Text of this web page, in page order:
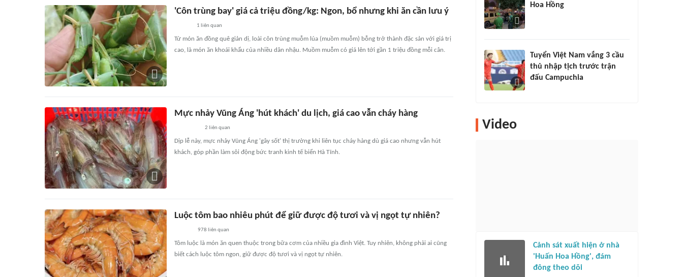
'Côn trùng bay' giá cả triệu đồng/kg: Ngon, bổ nhưng khi ăn cần lưu ý
1 liên quan
Từ món ăn đồng quê giản dị, loài côn trùng muỗm lúa (muồm muỗm) bỗng trở thành đặc sản với giá trị
cao, là món ăn khoái khẩu của nhiều dân nhậu. Muồm muỗm có giá lên tới gần 1 triệu đồng mỗi cân.
Mực nhảy Vũng Áng 'hút khách' du lịch, giá cao vẫn cháy hàng
2 liên quan
Dịp lễ này, mực nhảy Vũng Áng 'gây sốt' thị trường khi liên tục cháy hàng dù giá cao nhưng vẫn hút
khách, góp phần làm sôi động bức tranh kinh tế biển Hà Tĩnh.
Luộc tôm bao nhiêu phút để giữ được độ tươi và vị ngọt tự nhiên?
978 liên quan
Tôm luộc là món ăn quen thuộc trong bữa cơm của nhiều gia đình Việt. Tuy nhiên, không phải ai cũng
biết cách luộc tôm ngon, giữ được độ tươi và vị ngọt tự nhiên.
Hoa Hồng
Tuyển Việt Nam vắng 3 cầu
thủ nhập tịch trước trận
đấu Campuchia
Video
Cảnh sát xuất hiện ở nhà
'Huấn Hoa Hồng', đám
đông theo dõi